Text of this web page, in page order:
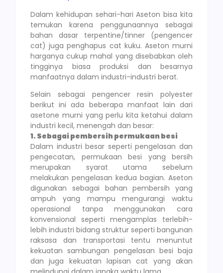
Dalam kehidupan sehari-hari Aseton bisa kita
temukan karena penggunaannya sebagai
bahan dasar terpentine/tinner (pengencer
cat) juga penghapus cat kuku. Aseton murni
harganya cukup mahal yang disebabkan oleh
tingginya biasa produksi dan besarnya
manfaatnya dalam industri-industri berat.
Selain sebagai pengencer resin polyester
berikut ini ada beberapa manfaat lain dari
asetone murni yang perlu kita ketahui dalam
industri kecil, menengah dan besar:
1. Sebagai pembersih permukaan besi
Dalam industri besar seperti pengelasan dan
pengecatan, permukaan besi yang bersih
merupakan syarat utama sebelum
melakukan pengelasan kedua bagian. Aseton
digunakan sebagai bahan pembersih yang
ampuh yang mampu mengurangi waktu
operasional tanpa menggunakan cara
konvensional seperti mengamplas terlebih-
lebih industri bidang struktur seperti bangunan
raksasa dan transportasi tentu menuntut
kekuatan sambungan pengelasan besi baja
dan juga kekuatan lapisan cat yang akan